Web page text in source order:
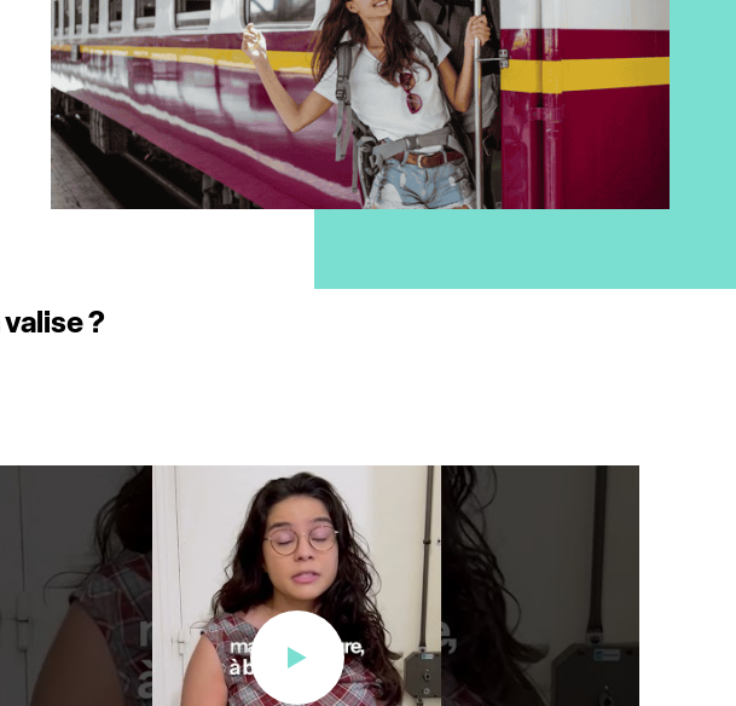
?
en vacances l'esprit tranquille, choisissez Narratiiv !